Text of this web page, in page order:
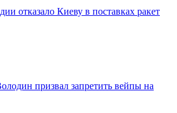
отказало Киеву в поставках ракет
призвал запретить вейпы на